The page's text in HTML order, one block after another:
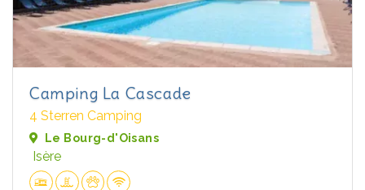
Camping La Cascade
4 Sterren Camping
Le Bourg-d'Oisans
Isère